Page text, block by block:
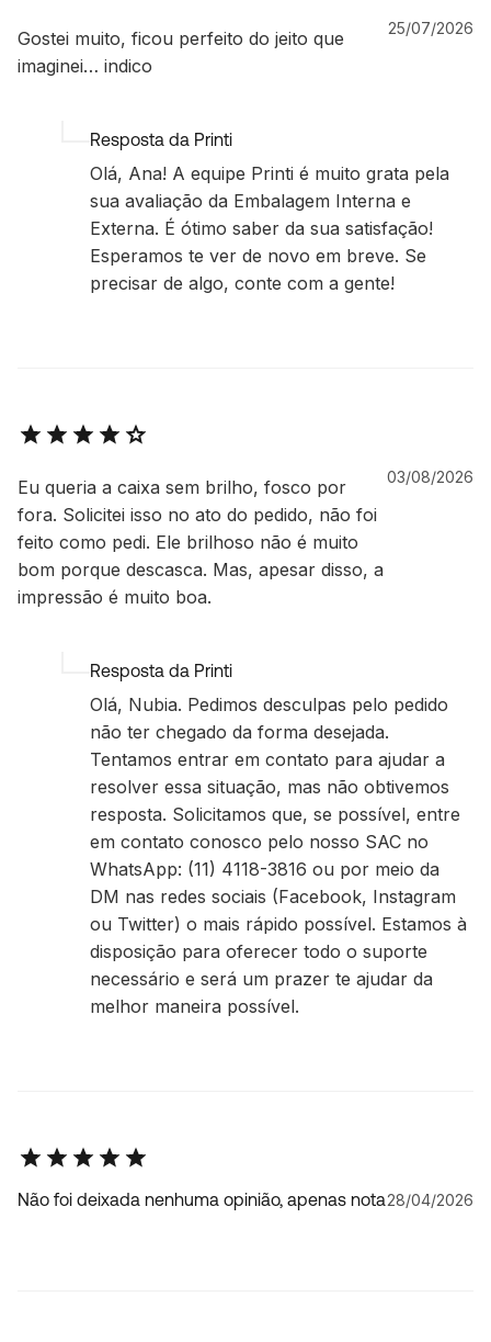
Gostei muito, ficou perfeito do jeito que
imaginei… indico
25/07/2026
Resposta da Printi
Olá, Ana! A equipe Printi é muito grata pela
sua avaliação da Embalagem Interna e
Externa. É ótimo saber da sua satisfação!
Esperamos te ver de novo em breve. Se
precisar de algo, conte com a gente!
Eu queria a caixa sem brilho, fosco por
fora. Solicitei isso no ato do pedido, não foi
feito como pedi. Ele brilhoso não é muito
bom porque descasca. Mas, apesar disso, a
impressão é muito boa.
03/08/2026
Resposta da Printi
Olá, Nubia. Pedimos desculpas pelo pedido
não ter chegado da forma desejada.
Tentamos entrar em contato para ajudar a
resolver essa situação, mas não obtivemos
resposta. Solicitamos que, se possível, entre
em contato conosco pelo nosso SAC no
WhatsApp: (11) 4118-3816 ou por meio da
DM nas redes sociais (Facebook, Instagram
ou Twitter) o mais rápido possível. Estamos à
disposição para oferecer todo o suporte
necessário e será um prazer te ajudar da
melhor maneira possível.
Não foi deixada nenhuma opinião, apenas nota28/04/2026